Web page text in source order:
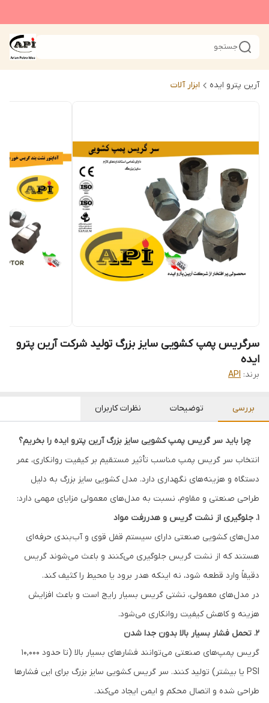
جستجو
آرین پترو ایده ابزار آلات
سرگریس پمپ کشویی سایز بزرگ تولید شرکت آرین پترو
ایده
برند: API
بررسی توضیحات نظرات کاربران
چرا باید سر گریس پمپ کشویی سایز بزرگ آرین پترو ایده را بخریم؟
انتخاب سر گریس پمپ مناسب تأثیر مستقیم بر کیفیت روانکاری، عمر
دستگاه و هزینه‌های نگهداری دارد. مدل کشویی سایز بزرگ به دلیل
طراحی صنعتی و مقاوم، نسبت به مدل‌های معمولی مزایای مهمی دارد:
1. جلوگیری از نشت گریس و هدررفت مواد
مدل‌های کشویی صنعتی دارای سیستم قفل قوی و آب‌بندی حرفه‌ای
هستند که از نشت گریس جلوگیری می‌کنند و باعث می‌شوند گریس
دقیقاً وارد قطعه شود، نه اینکه هدر برود یا محیط را کثیف کند.
در مدل‌های معمولی، نشتی گریس بسیار رایج است و باعث افزایش
هزینه و کاهش کیفیت روانکاری می‌شود.
2. تحمل فشار بسیار بالا بدون جدا شدن
گریس پمپ‌های صنعتی می‌توانند فشارهای بسیار بالا (تا حدود 10,000
PSI یا بیشتر) تولید کنند. سر گریس کشویی سایز بزرگ برای این فشارها
طراحی شده و اتصال محکم و ایمن ایجاد می‌کند.